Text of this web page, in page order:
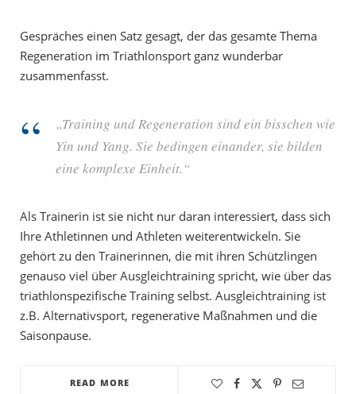
Gespräches einen Satz gesagt, der das gesamte Thema
Regeneration im Triathlonsport ganz wunderbar
zusammenfasst.
„Training und Regeneration sind ein bisschen wie
Yin und Yang. Sie bedingen einander, sie bilden
eine komplexe Einheit.“
Als Trainerin ist sie nicht nur daran interessiert, dass sich
Ihre Athletinnen und Athleten weiterentwickeln. Sie
gehört zu den Trainerinnen, die mit ihren Schützlingen
genauso viel über Ausgleichtraining spricht, wie über das
triathlonspezifische Training selbst. Ausgleichtraining ist
z.B. Alternativsport, regenerative Maßnahmen und die
Saisonpause.
READ MORE